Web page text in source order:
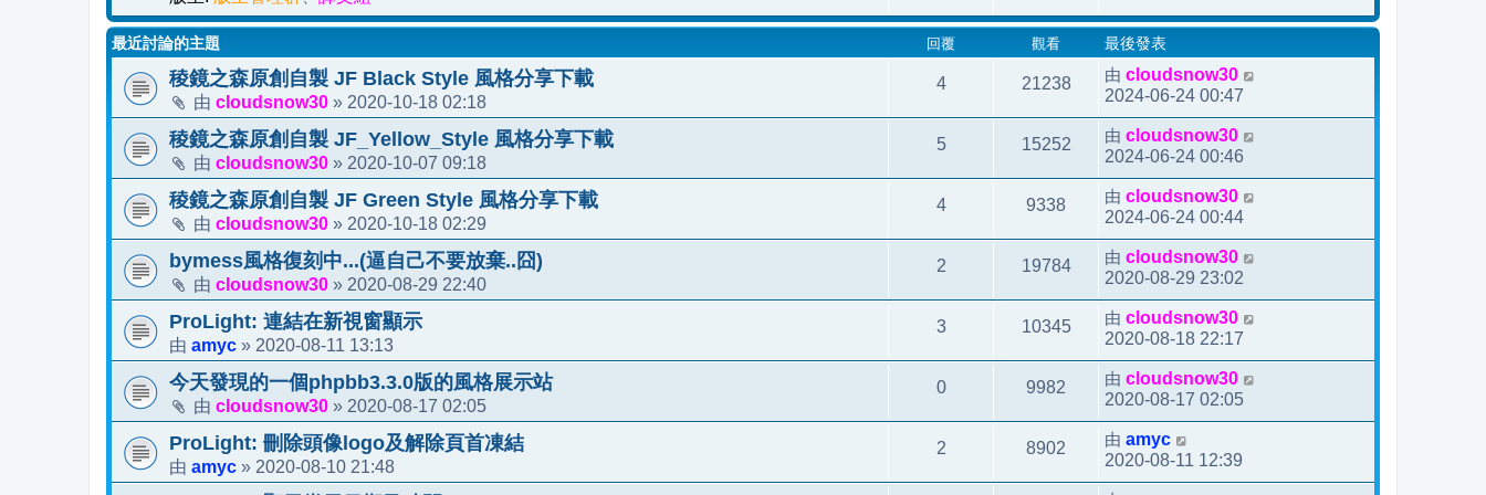
後
最近討論的主題 回覆 觀看 最後發表
稜鏡之森原創自製 JF Black Style 風格分享下載
由 cloudsnow30 » 2020-10-18 02:18
4 21238 由 cloudsnow30
2024-06-24 00:47
稜鏡之森原創自製 JF_Yellow_Style 風格分享下載
由 cloudsnow30 » 2020-10-07 09:18
5 15252 由 cloudsnow30
2024-06-24 00:46
稜鏡之森原創自製 JF Green Style 風格分享下載
由 cloudsnow30 » 2020-10-18 02:29
4 9338 由 cloudsnow30
2024-06-24 00:44
bymess風格復刻中...(逼自己不要放棄..囧)
由 cloudsnow30 » 2020-08-29 22:40
2 19784 由 cloudsnow30
2020-08-29 23:02
ProLight: 連結在新視窗顯示
由 amyc » 2020-08-11 13:13
3 10345 由 cloudsnow30
2020-08-18 22:17
今天發現的一個phpbb3.3.0版的風格展示站
由 cloudsnow30 » 2020-08-17 02:05
0 9982 由 cloudsnow30
2020-08-17 02:05
ProLight: 刪除頭像logo及解除頁首凍結
由 amyc » 2020-08-10 21:48
2 8902 由 amyc
2020-08-11 12:39